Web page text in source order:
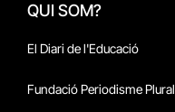
QUI SOM?
El Diari de l'Educació
Fundació Periodisme Plural